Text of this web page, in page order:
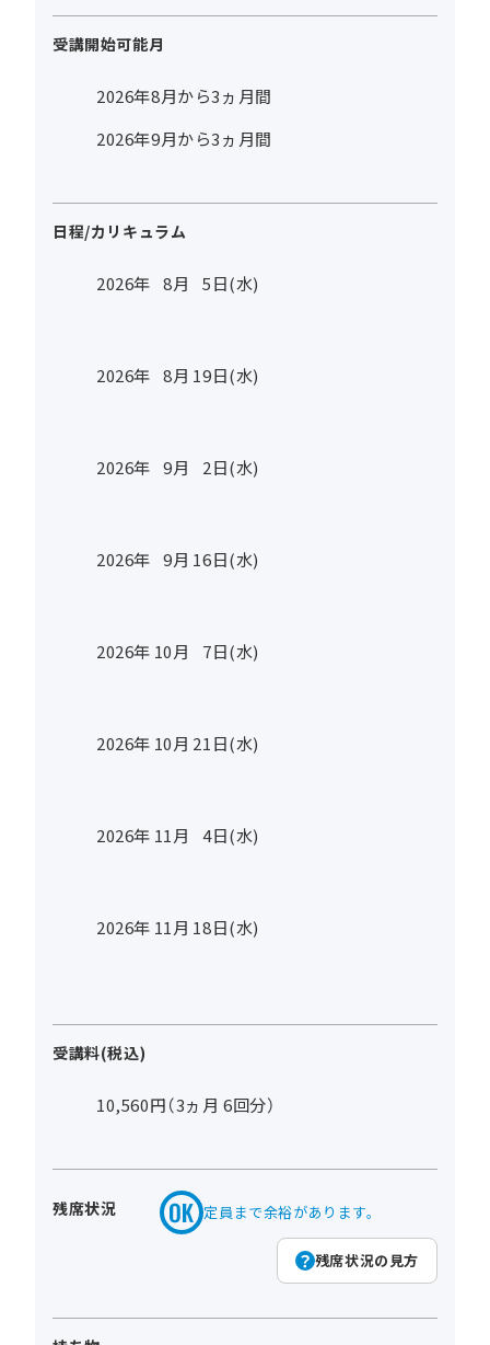
受講開始可能月
2026年8月から3ヵ月間
2026年9月から3ヵ月間
日程/カリキュラム
2026年 8月 5日(水)
2026年 8月 19日(水)
2026年 9月 2日(水)
2026年 9月 16日(水)
2026年 10月 7日(水)
2026年 10月 21日(水)
2026年 11月 4日(水)
2026年 11月 18日(水)
受講料(税込)
10,560円（3ヵ月 6回分）
残席状況 定員まで余裕があります。
残席状況の見方